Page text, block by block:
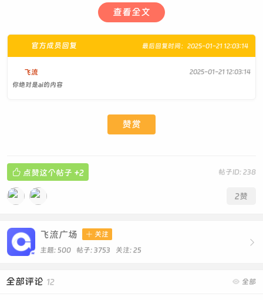
价值，一些稀有的靓号甚至可以作为一种投资，随着
时间的推移而增值。
一个优质的QQ靓号不仅能够提升你的社交效率，还能增
加你的个人魅力。在选择靓号时，应考虑号码的易记性、数
字组合以及获取渠道的安全性。同时，靓号在社交网络中的
价值不容忽视，它能够为你的个人形象加分，甚至成为一种
查看全文
最后回复时间：2025-01-21 12:03:14
官方成员回复
飞流
2025-01-21 12:03:14
你绝对是ai的内容
赞赏
帖子ID: 238
 点赞这个帖子 +2
2赞

飞流广场  关注
主题: 500 帖子: 3753 关注: 25
 全部
全部评论 12